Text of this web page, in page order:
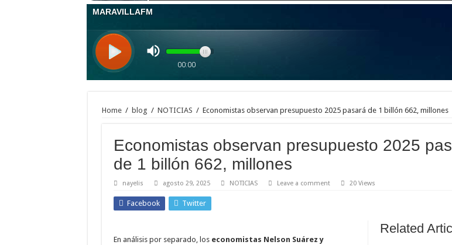
Maestros frente a las pizarras, estudiantes con cuadernos abiertos y otros compartiendo anécdotas de las
| Apunta estos lugares en tu lista de viajes para este año, ya que República Dominicana continúa
| Una patrulla de la Policía Nacional se llevó por segunda ocasión a Rafael Rosario, tío de la niña Brianna Genao,
Feliz navidad les desea jey one y su familia
Home / blog / NOTICIAS / Economistas observan presupuesto 2025 pasará de 1 billón 662, millones
Economistas observan presupuesto 2025
de 1 billón 662, millones
nayelis agosto 29, 2025 NOTICIAS Leave a comment 20 Views
Facebook Twitter
Related
En análisis por separado, los economistas Nelson Suárez y